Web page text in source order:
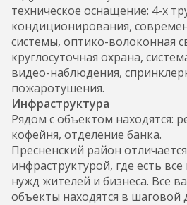
техническое оснащение: 4-х
кондиционирования,
системы, оптико-волоконная
круглосуточная охрана,
видео-наблюдения,
пожаротушения.
Инфраструктура
Рядом с объектом находятся:
кофейня, отделение банка.
Пресненский район
инфраструктурой, где есть
нужд жителей и бизнеса. Все
объекты находятся в шаговой